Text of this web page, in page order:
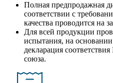
Полная предпродажная
соответствии с
качества проводится на
Для всей продукции
испытания, на
декларация
союза.